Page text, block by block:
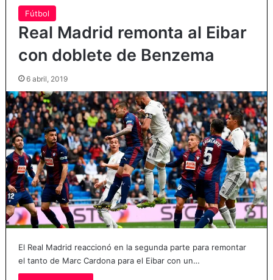
Fútbol
Real Madrid remonta al Eibar
con doblete de Benzema
6 abril, 2019
El Real Madrid reaccionó en la segunda parte para remontar
el tanto de Marc Cardona para el Eibar con un…